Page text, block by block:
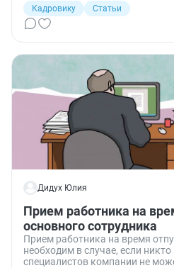
эти нюансы вы узнаете из
Кадровику
Статьи
Дидух Юлия
Прием работника на
основного сотрудника
Прием работника на время
необходим в случае, если
специалистов компании не